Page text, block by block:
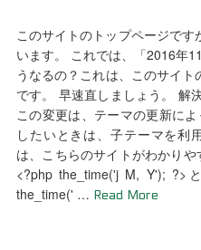
このサイトのトップページで
います。 これでは、「2016年
うなるの？これは、このサイ
です。 早速直しましょう。 解
この変更は、テーマの更新に
したいときは、子テーマを利
は、こちらのサイトがわかり
<?php the_time('j M, Y');
the_time(' … Read More